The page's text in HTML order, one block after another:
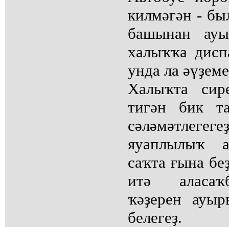
килмәгән -
башынан
халыҡҡа
унда ла
Халыҡта
тигән бик
яуаплылыҡ
саҡта ғына
итә
ҡәҙерен
белегеҙ.